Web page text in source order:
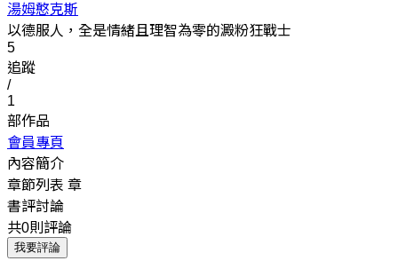
湯姆憨克斯
以德服人，全是情緒且理智為零的澱粉狂戰士
5
追蹤
/
1
部作品
會員專頁
內容簡介
章節列表 章
書評討論
共0則評論
我要評論